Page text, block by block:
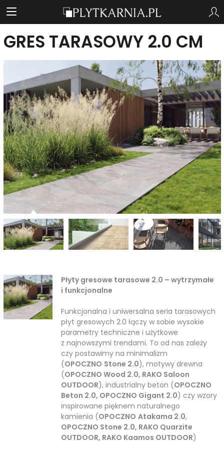
GRES TARASOWY 2.0 CM
Płyty gresowe tarasowe 2.0 – wytrzymałe
i funkcjonalne
Funkcjonalna i uniwersalna seria tarasowych
płyt gresowych 2.0 łączy w sobie wysokie
parametry techniczne i użytkowe
z najnowszymi trendami. To od nas zależy
czy postawimy na minimalizm
(OPOCZNO Stone 2.0), motywy drewna
(OPOCZNO Wood 2.0, RAKO Saloon
OUTDOOR), industrialny beton (OPOCZNO
Beton 2.0, OPOCZNO Gigant 2.0) czy wzory
inspirowane pięknem naturalnego
kamienia (OPOCZNO Atakama 2.0,
OPOCZNO Stone 2.0, RAKO Quarzite
OUTDOOR, RAKO Kaamos OUTDOOR)